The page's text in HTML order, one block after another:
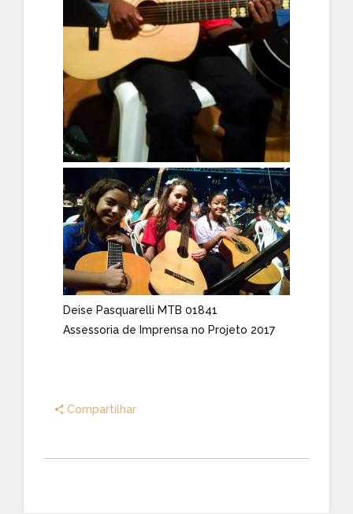
Deise Pasquarelli MTB 01841
Assessoria de Imprensa no Projeto 2017
Compartilhar